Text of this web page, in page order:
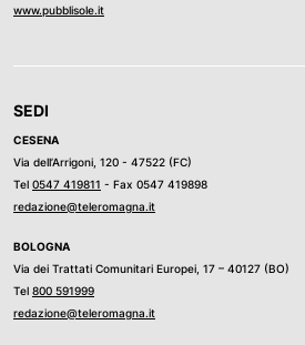
www.pubblisole.it
SEDI
CESENA
Via dell’Arrigoni, 120 - 47522 (FC)
Tel 0547 419811 - Fax 0547 419898
redazione@teleromagna.it
BOLOGNA
Via dei Trattati Comunitari Europei, 17 – 40127 (BO)
Tel 800 591999
redazione@teleromagna.it